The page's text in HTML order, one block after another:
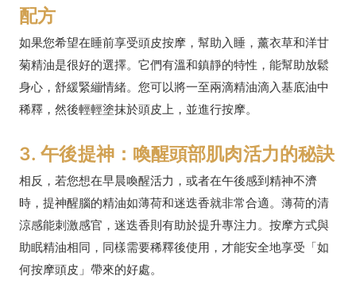
配方
如果您希望在睡前享受頭皮按摩，幫助入睡，薰衣草和洋甘
菊精油是很好的選擇。它們有溫和鎮靜的特性，能幫助放鬆
身心，舒緩緊繃情緒。您可以將一至兩滴精油滴入基底油中
稀釋，然後輕輕塗抹於頭皮上，並進行按摩。
3. 午後提神：喚醒頭部肌肉活力的秘訣
相反，若您想在早晨喚醒活力，或者在午後感到精神不濟
時，提神醒腦的精油如薄荷和迷迭香就非常合適。薄荷的清
涼感能刺激感官，迷迭香則有助於提升專注力。按摩方式與
助眠精油相同，同樣需要稀釋後使用，才能安全地享受「如
何按摩頭皮」帶來的好處。